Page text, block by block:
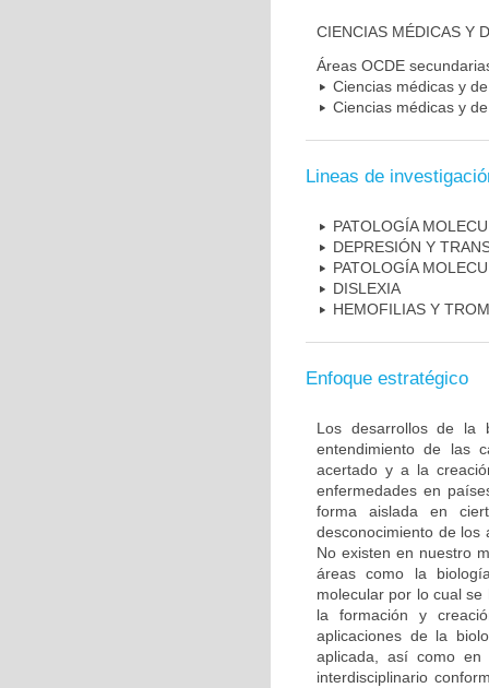
CIENCIAS MÉDICAS Y
Áreas OCDE
Ciencias médicas y
Ciencias médicas y
Lineas de
PATOLOGÍA
DEPRESIÓN Y
PATOLOGÍA
DISLEXIA
HEMOFILIAS Y
Enfoque estratégico
Los desarrollos de la
entendimiento de las
acertado y a la
enfermedades en
forma aislada en
desconocimiento de los
No existen en nuestro
áreas como la
molecular por lo cual
la formación y
aplicaciones de la
aplicada, así como en
interdisciplinario